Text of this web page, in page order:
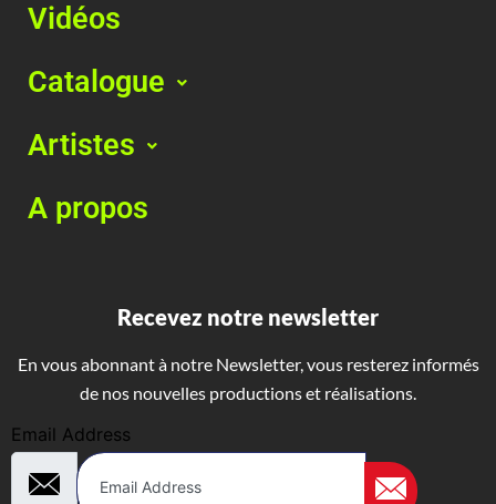
Vidéos
Catalogue
Artistes
A propos
Recevez notre newsletter
En vous abonnant à notre Newsletter, vous resterez informés
de nos nouvelles productions et réalisations.
Email Address